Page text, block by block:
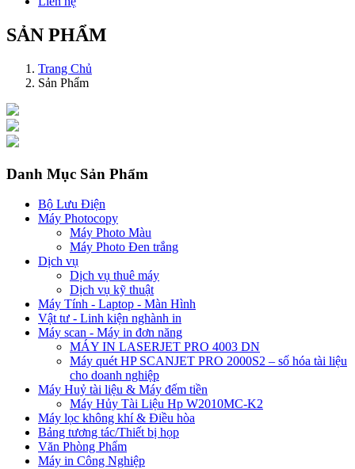
SẢN PHẨM
Trang Chủ
Sản Phẩm
Danh Mục Sản Phẩm
Bộ Lưu Điện
Máy Photocopy
Máy Photo Màu
Máy Photo Đen trắng
Dịch vụ
Dịch vụ thuê máy
Dịch vụ kỹ thuật
Máy Tính - Laptop - Màn Hình
Vật tư - Linh kiện nghành in
Máy scan - Máy in đơn năng
MÁY IN LASERJET PRO 4003 DN
Máy quét HP SCANJET PRO 2000S2 – số hóa tài liệu
cho doanh nghiệp
Máy Huỷ tài liệu & Máy đếm tiền
Máy Hủy Tài Liệu Hp W2010MC-K2
Máy lọc không khí & Điều hòa
Bảng tương tác/Thiết bị họp
Văn Phòng Phẩm
Máy in Công Nghiệp